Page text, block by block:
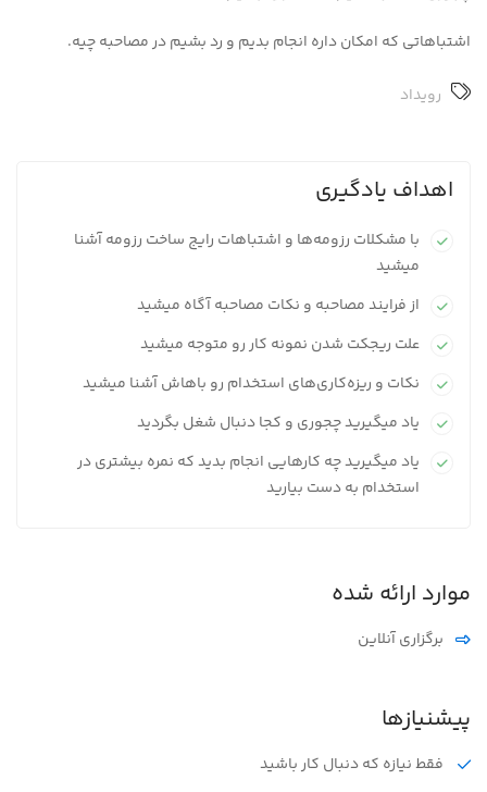
اشتباهاتی که امکان داره انجام بدیم و رد بشیم در مصاحبه چیه.
رویداد
اهداف یادگیری
با مشکلات رزومه‌ها و اشتباهات رایج ساخت رزومه آشنا
میشید
از فرایند مصاحبه و نکات مصاحبه آگاه میشید
علت ریجکت شدن نمونه کار رو متوجه میشید
نکات و ریزه‌کاری‌های استخدام رو باهاش آشنا میشید
یاد میگیرید چجوری و کجا دنبال شغل بگردید
یاد میگیرید چه کارهایی انجام بدید که نمره بیشتری در
استخدام به دست بیارید
موارد ارائه شده
برگزاری آنلاین
پیشنیازها
فقط نیازه که دنبال کار باشید